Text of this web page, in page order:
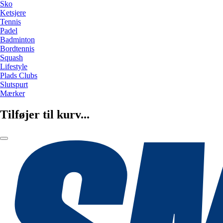
Sko
Ketsjere
Tennis
Padel
Badminton
Bordtennis
Squash
Lifestyle
Plads Clubs
Slutspurt
Mærker
Tilføjer til kurv...